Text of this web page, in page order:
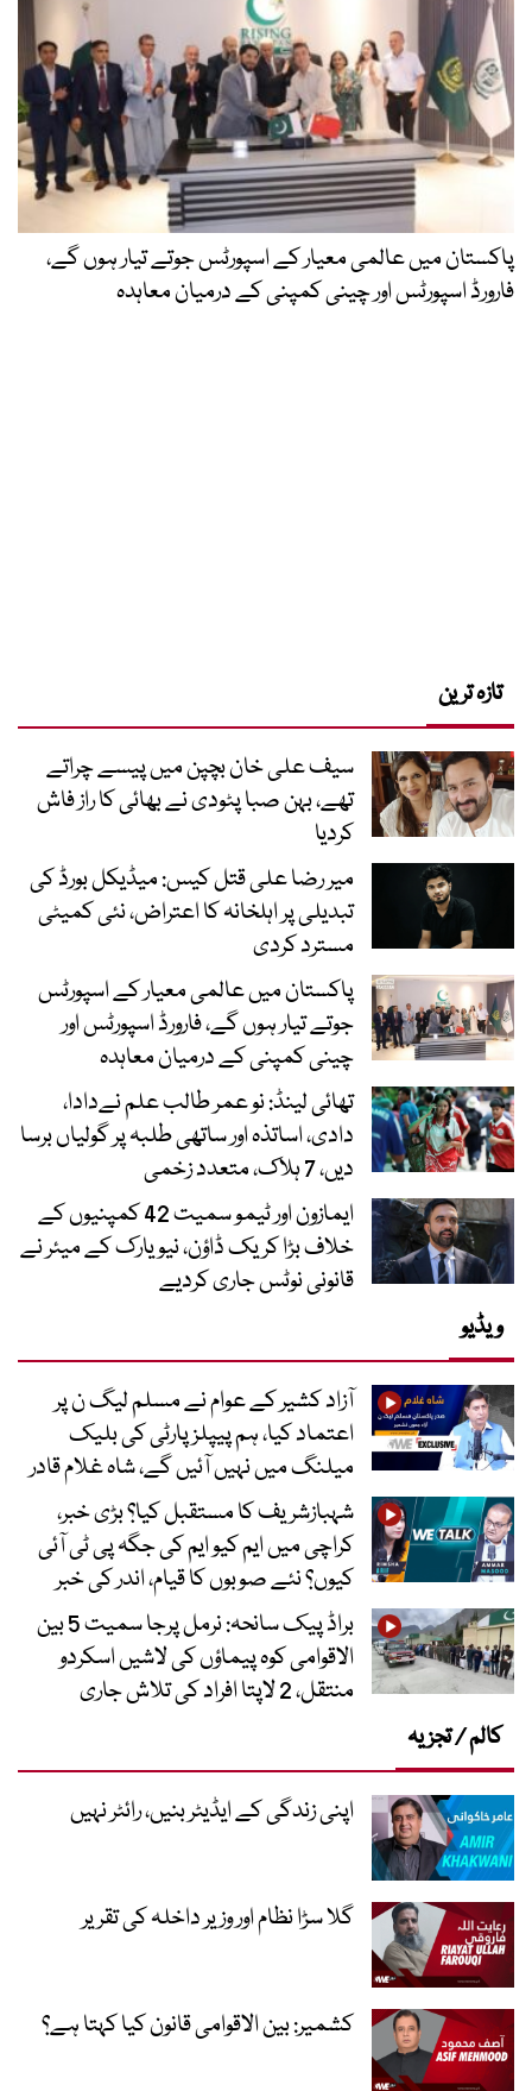
پاکستان میں عالمی معیار کے اسپورٹس جوتے تیار ہوں گے،
فارورڈ اسپورٹس اور چینی کمپنی کے درمیان معاہدہ
تازہ ترین
سیف علی خان بچپن میں پیسے چراتے
تھے، بہن صبا پٹودی نے بھائی کا راز فاش
کردیا
میر رضا علی قتل کیس: میڈیکل بورڈ کی
تبدیلی پر اہلخانہ کا اعتراض، نئی کمیٹی
مسترد کردی
پاکستان میں عالمی معیار کے اسپورٹس
جوتے تیار ہوں گے، فارورڈ اسپورٹس اور
چینی کمپنی کے درمیان معاہدہ
تھائی لینڈ: نو عمر طالب علم نےدادا،
دادی، اساتذہ اور ساتھی طلبہ پر گولیاں برسا
دیں، 7 ہلاک، متعدد زخمی
ایمازون اور ٹیمو سمیت 42 کمپنیوں کے
خلاف بڑا کریک ڈاؤن، نیویارک کے میئر نے
قانونی نوٹس جاری کردیے
ویڈیو
آزاد کشیر کے عوام نے مسلم لیگ ن پر
اعتماد کیا، ہم پیپلز پارٹی کی بلیک
میلنگ میں نہیں آئیں گے، شاہ غلام قادر
شہبازشریف کا مستقبل کیا؟ بڑی خبر،
کراچی میں ایم کیو ایم کی جگہ پی ٹی آئی
کیوں؟ نئے صوبوں کا قیام، اندر کی خبر
براڈ پیک سانحہ: نرمل پرجا سمیت 5 بین
الاقوامی کوہ پیماؤں کی لاشیں اسکردو
منتقل، 2 لاپتا افراد کی تلاش جاری
کالم / تجزیہ
اپنی زندگی کے ایڈیٹر بنیں، رائٹر نہیں
گلا سڑا نظام اور وزیر داخلہ کی تقریر
کشمیر: بین الاقوامی قانون کیا کہتا ہے؟